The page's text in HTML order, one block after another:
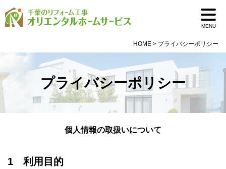
MENU
HOME > プライバシーポリシー
プライバシーポリシー
個人情報の取扱いについて
1 利用目的